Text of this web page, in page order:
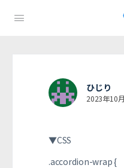
ひじり
2023年10
▼CSS
.accordion-wrap {